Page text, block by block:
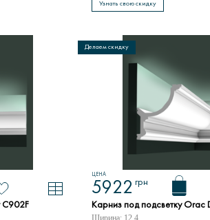
Узнать свою скидку
C902F
ЦЕНА
5922 грн
Карниз под подсветку Orac
Ширина: 12.4
Делаем скидку